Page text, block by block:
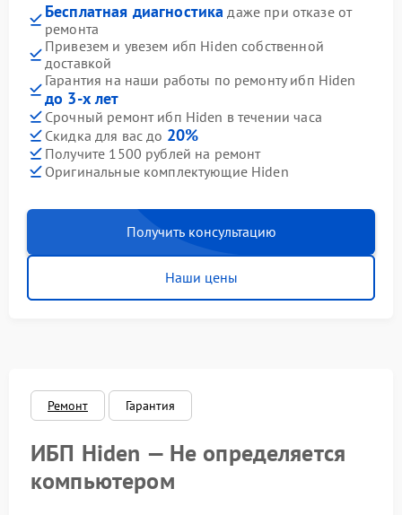
Бесплатная диагностика даже при отказе от
ремонта
Привезем и увезем ибп Hiden собственной
доставкой
Гарантия на наши работы по ремонту ибп Hiden
до 3-х лет
Срочный ремонт ибп Hiden в течении часа
Скидка для вас до 20%
Получите 1500 рублей на ремонт
Оригинальные комплектующие Hiden
Получить консультацию
Наши цены
Ремонт Гарантия
ИБП Hiden — Не определяется
компьютером